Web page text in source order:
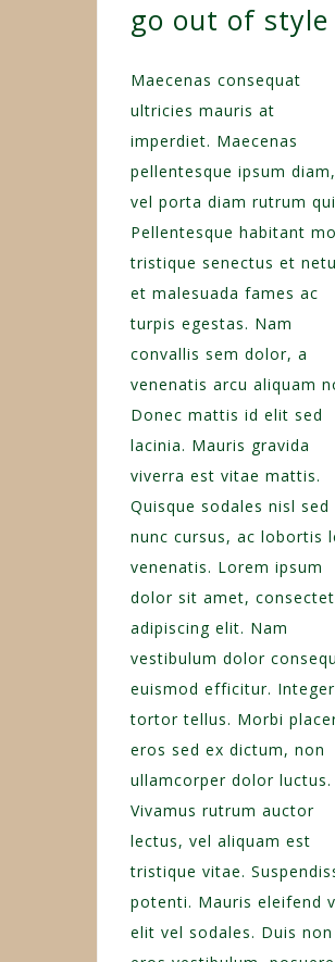
go out of style
Maecenas consequat
ultricies mauris at
imperdiet. Maecenas
pellentesque ipsum diam,
vel porta diam rutrum
Pellentesque habitant
tristique senectus et
et malesuada fames ac
turpis egestas. Nam
convallis sem dolor, a
venenatis arcu aliquam
Donec mattis id elit sed
lacinia. Mauris gravida
viverra est vitae mattis.
Quisque sodales nisl sed
nunc cursus, ac lobortis
venenatis. Lorem ipsum
dolor sit amet,
adipiscing elit. Nam
vestibulum dolor
euismod efficitur.
tortor tellus. Morbi
eros sed ex dictum, non
ullamcorper dolor luctus.
Vivamus rutrum auctor
lectus, vel aliquam est
tristique vitae.
potenti. Mauris eleifend
elit vel sodales. Duis non